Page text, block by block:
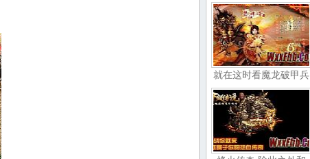
就在这时看魔龙破甲兵